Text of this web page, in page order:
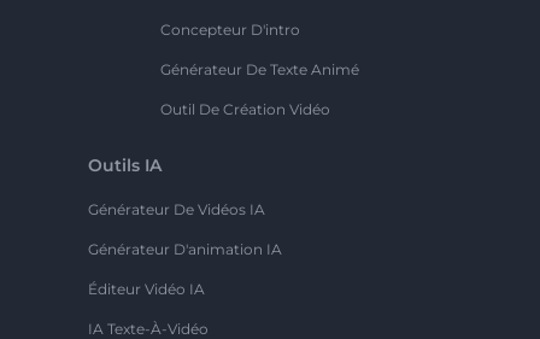
Concepteur D'intro
Générateur De Texte Animé
Outil De Création Vidéo
Outils IA
Générateur De Vidéos IA
Générateur D'animation IA
Éditeur Vidéo IA
IA Texte-À-Vidéo